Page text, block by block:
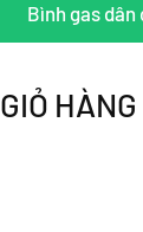
Bình gas dân
GIỎ HÀNG